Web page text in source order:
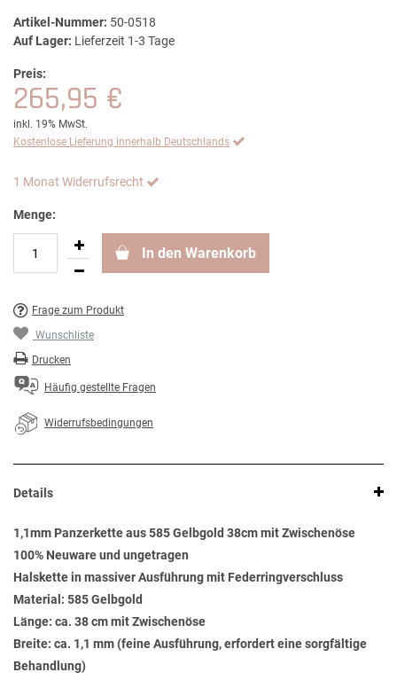
Artikel-Nummer: 50-0518
Auf Lager: Lieferzeit 1-3 Tage
Preis:
265,95 €
inkl. 19% MwSt.
Kostenlose Lieferung innerhalb Deutschlands
1 Monat Widerrufsrecht
Menge:
In den Warenkorb
Frage zum Produkt
Wunschliste
Drucken
Häufig gestellte Fragen
Widerrufsbedingungen
Details
1,1mm Panzerkette aus 585 Gelbgold 38cm mit Zwischenöse
100% Neuware und ungetragen
Halskette in massiver Ausführung mit Federringverschluss
Material: 585 Gelbgold
Länge: ca. 38 cm mit Zwischenöse
Breite: ca. 1,1 mm (feine Ausführung, erfordert eine sorgfältige
Behandlung)